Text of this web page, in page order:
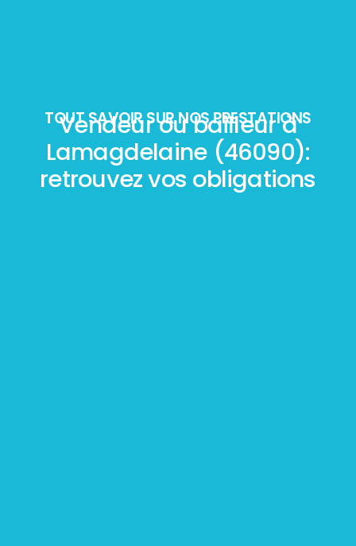
TOUT SAVOIR SUR NOS PRESTATIONS
Vendeur ou bailleur à
Lamagdelaine (46090):
retrouvez vos obligations